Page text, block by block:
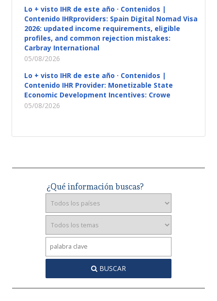
Lo + visto IHR de este año · Contenidos |
Contenido IHRproviders: Spain Digital Nomad Visa
2026: updated income requirements, eligible
profiles, and common rejection mistakes:
Carbray International
05/08/2026
Lo + visto IHR de este año · Contenidos |
Contenido IHR Provider: Monetizable State
Economic Development Incentives: Crowe
05/08/2026
¿Qué información buscas?
BUSCAR